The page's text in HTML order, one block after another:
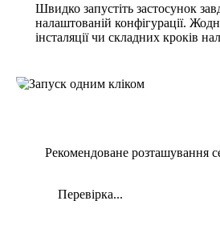
Швидко запустіть застосунок
налаштованій конфігурації.
інсталяції чи складних кроків
Рекомендоване розташування
Перевірка...